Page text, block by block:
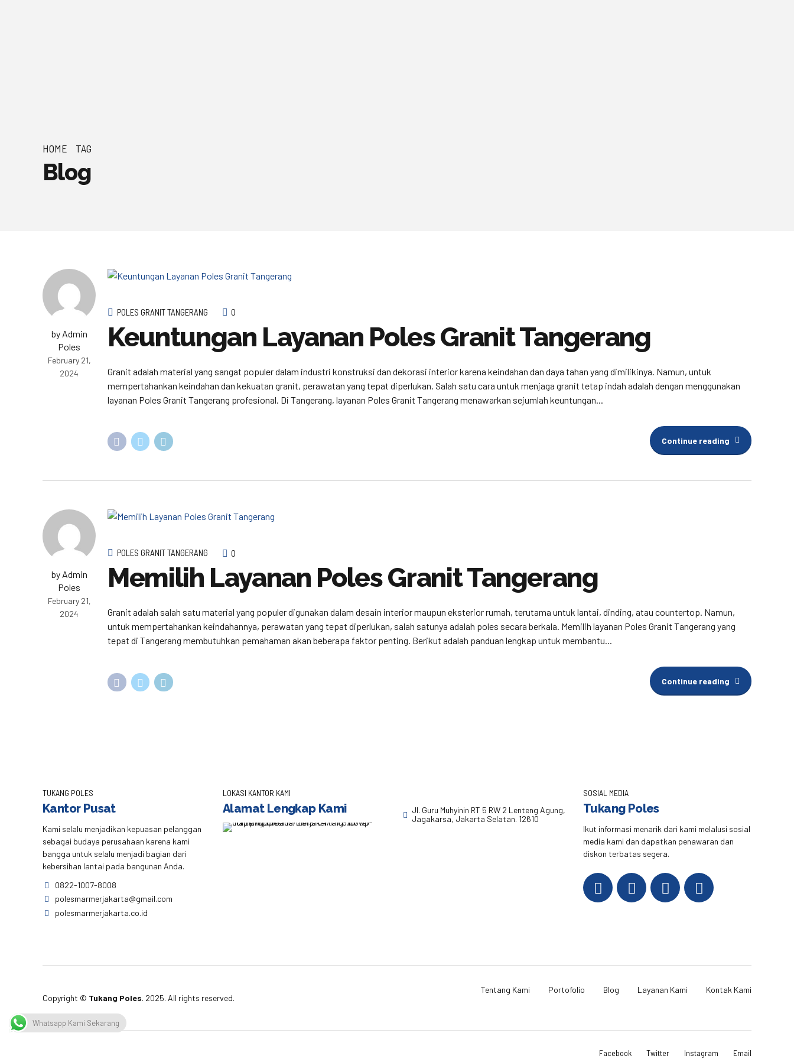
HOME TAG
Blog
by Admin
Poles
February 21,
2024
POLES GRANIT TANGERANG 0
Keuntungan Layanan Poles Granit Tangerang
Granit adalah material yang sangat populer dalam industri konstruksi dan dekorasi interior karena keindahan dan daya tahan yang dimilikinya. Namun, untuk
mempertahankan keindahan dan kekuatan granit, perawatan yang tepat diperlukan. Salah satu cara untuk menjaga granit tetap indah adalah dengan menggunakan
layanan Poles Granit Tangerang profesional. Di Tangerang, layanan Poles Granit Tangerang menawarkan sejumlah keuntungan...
Continue reading
by Admin
Poles
February 21,
2024
POLES GRANIT TANGERANG 0
Memilih Layanan Poles Granit Tangerang
Granit adalah salah satu material yang populer digunakan dalam desain interior maupun eksterior rumah, terutama untuk lantai, dinding, atau countertop. Namun,
untuk mempertahankan keindahannya, perawatan yang tepat diperlukan, salah satunya adalah poles secara berkala. Memilih layanan Poles Granit Tangerang yang
tepat di Tangerang membutuhkan pemahaman akan beberapa faktor penting. Berikut adalah panduan lengkap untuk membantu...
Continue reading
TUKANG POLES
Kantor Pusat
Kami selalu menjadikan kepuasan pelanggan
sebagai budaya perusahaan karena kami
bangga untuk selalu menjadi bagian dari
kebersihan lantai pada bangunan Anda.
0822-1007-8008
polesmarmerjakarta@gmail.com
polesmarmerjakarta.co.id
LOKASI KANTOR KAMI
Alamat Lengkap Kami
Jl. Guru Muhyinin RT 5 RW 2 Lenteng Agung,
Jagakarsa, Jakarta Selatan. 12610
SOSIAL MEDIA
Tukang Poles
Ikut informasi menarik dari kami melalusi sosial
media kami dan dapatkan penawaran dan
diskon terbatas segera.
Copyright © Tukang Poles. 2025. All rights reserved.
Tentang Kami Portofolio Blog Layanan Kami Kontak Kami
Facebook Twitter Instagram Email
Whatsapp Kami Sekarang